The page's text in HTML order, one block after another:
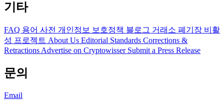
기타
FAQ 용어 사전 개인정보 보호정책 블로그 거래소 폐기장 비활
성 프로젝트 About Us Editorial Standards Corrections &
Retractions Advertise on Cryptowisser Submit a Press Release
문의
Email